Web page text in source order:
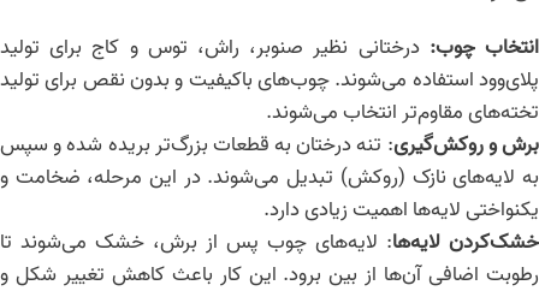
انتخاب چوب:درختانی نظیر صنوبر، راش، توس و کاج برای تولید
پلای‌وود استفاده می‌شوند. چوب‌های باکیفیت و بدون نقص برای تولید
تخته‌های مقاوم‌تر انتخاب می‌شوند.
برش و روکش‌گیری: تنه درختان به قطعات بزرگ‌تر بریده شده و سپس
به لایه‌های نازک (روکش) تبدیل می‌شوند. در این مرحله، ضخامت و
یکنواختی لایه‌ها اهمیت زیادی دارد.
خشک‌کردن لایه‌ها: لایه‌های چوب پس از برش، خشک می‌شوند تا
رطوبت اضافی آن‌ها از بین برود. این کار باعث کاهش تغییر شکل و